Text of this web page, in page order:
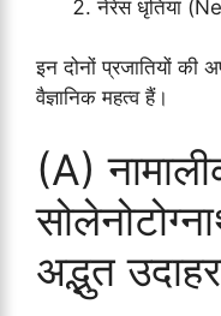
नेरेस धृतिया
इन दोनों प्रजातियों
वैज्ञानिक महत्व हैं।
(A)
अद्भुत